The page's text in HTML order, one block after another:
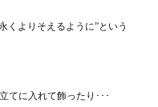
くよりそえるように”という
てに入れて飾ったり･･･